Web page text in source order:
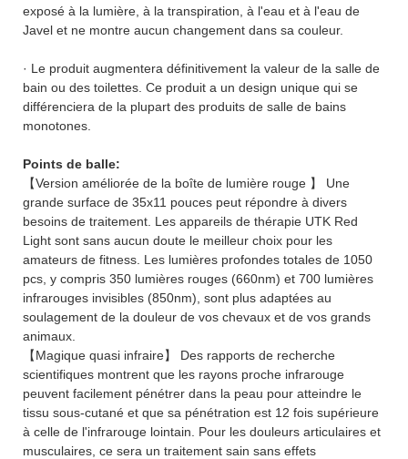
exposé à la lumière, à la transpiration, à l'eau et à l'eau de
Javel et ne montre aucun changement dans sa couleur.
· Le produit augmentera définitivement la valeur de la salle de
bain ou des toilettes. Ce produit a un design unique qui se
différenciera de la plupart des produits de salle de bains
monotones.
Points de balle:
【Version améliorée de la boîte de lumière rouge 】 Une
grande surface de 35x11 pouces peut répondre à divers
besoins de traitement. Les appareils de thérapie UTK Red
Light sont sans aucun doute le meilleur choix pour les
amateurs de fitness. Les lumières profondes totales de 1050
pcs, y compris 350 lumières rouges (660nm) et 700 lumières
infrarouges invisibles (850nm), sont plus adaptées au
soulagement de la douleur de vos chevaux et de vos grands
animaux.
【Magique quasi infraire】 Des rapports de recherche
scientifiques montrent que les rayons proche infrarouge
peuvent facilement pénétrer dans la peau pour atteindre le
tissu sous-cutané et que sa pénétration est 12 fois supérieure
à celle de l'infrarouge lointain. Pour les douleurs articulaires et
musculaires, ce sera un traitement sain sans effets